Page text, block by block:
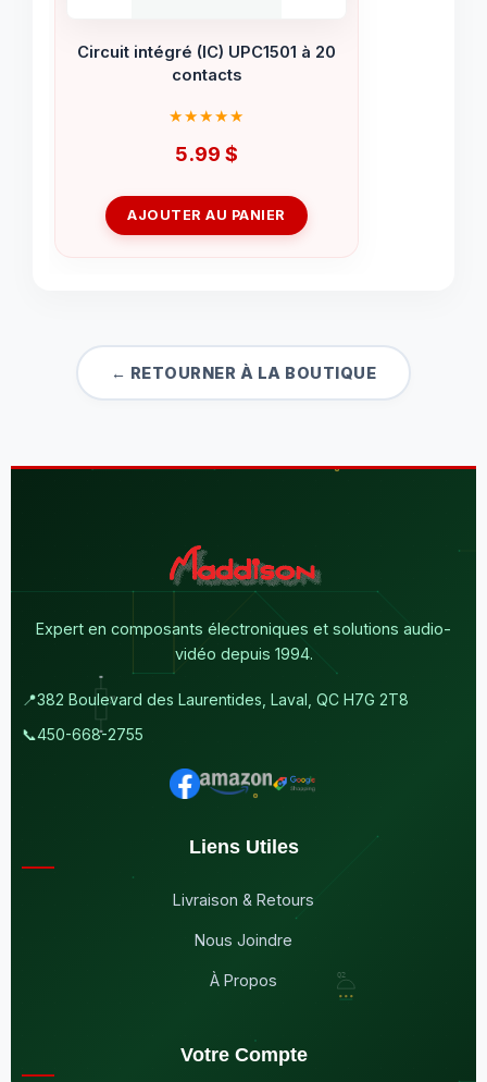
Circuit intégré (IC) UPC1501 à 20
contacts
5.99 $
AJOUTER AU PANIER
← RETOURNER À LA BOUTIQUE
Expert en composants électroniques et solutions audio-
vidéo depuis 1994.
📍382 Boulevard des Laurentides, Laval, QC H7G 2T8
📞450-668-2755
Liens Utiles
Livraison & Retours
Nous Joindre
À Propos
Votre Compte